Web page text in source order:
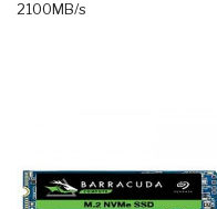
2100MB/s